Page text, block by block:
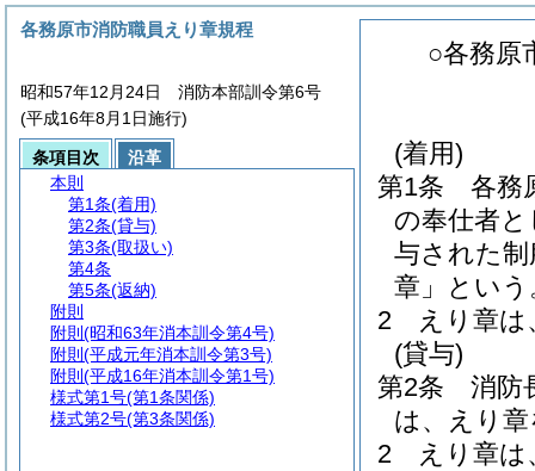
○各務原
(着用)
第1条
各務
の奉仕者
与された
章」という
2
えり章
(貸与)
第2条
消防
は、えり
2
えり章
各務原市消防職員えり章規程
昭和57年12月24日 消防本部訓令第6号
(平成16年8月1日施行)
条項目次
沿革
本則
第1条(着用)
第2条(貸与)
第3条(取扱い)
第4条
第5条(返納)
附則
附則 (昭和63年消本訓令第4号)
附則 (平成元年消本訓令第3号)
附則 (平成16年消本訓令第1号)
様式第1号(第1条関係)
様式第2号(第3条関係)